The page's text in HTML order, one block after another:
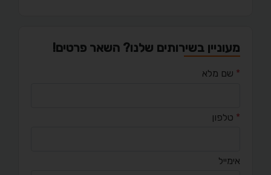
מעוניין בשירותים שלנו? השאר פרטים!
* שם מלא
* טלפון
אימייל